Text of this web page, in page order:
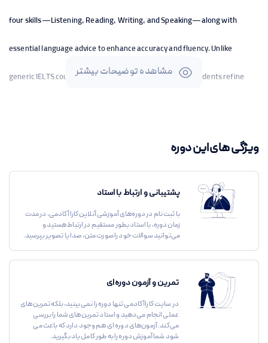
four skills—Listening, Reading, Writing, and Speaking—along with
essential language advice to enhance accuracy and fluency. Unlike
generic IELTS courses, this program is tailored to help students refine
- Students preparing for the IELTS Academic or General Training test.
- Those who need Band 7 or higher for study, work, or immigration
- Learners who want a structured, self-paced course with ongoing
support.
مشاهده توضیحات بیشتر
ویژگی های این دوره
پشتیبانی و ارتباط با استاد
با ثبت نام در دوره‌های آموزشی آنلاین کاراآکادمی، در مدت
زمان دوره، با استاد بطور مستقیم در ارتباط هستید و
می‌توانید سوالات خود را صورت متن، صدا یا تصویر بپرسید.
تمرین و آزمون دوره‌ای
در سایت کاراآکادمی تنها دوره را نمی بینید، بلکه تمرین‌های
عملی انجام می‌دهید و استاد تمرین‌های شما را بررسی
می‌کند. آزمون‌های دوره ای هم وجود دارد که باعث می
شود شما آموزش دوره را به طور کامل یاد بگیرید.